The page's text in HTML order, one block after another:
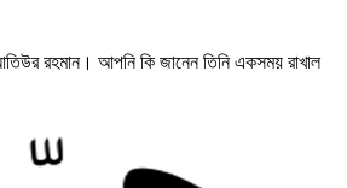
রহমান। আপনি কি জানেন তিনি একসময় রাখাল